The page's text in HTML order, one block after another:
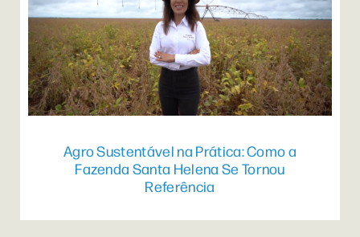
Agro Sustentável na Prática: Como a
Fazenda Santa Helena Se Tornou
Referência